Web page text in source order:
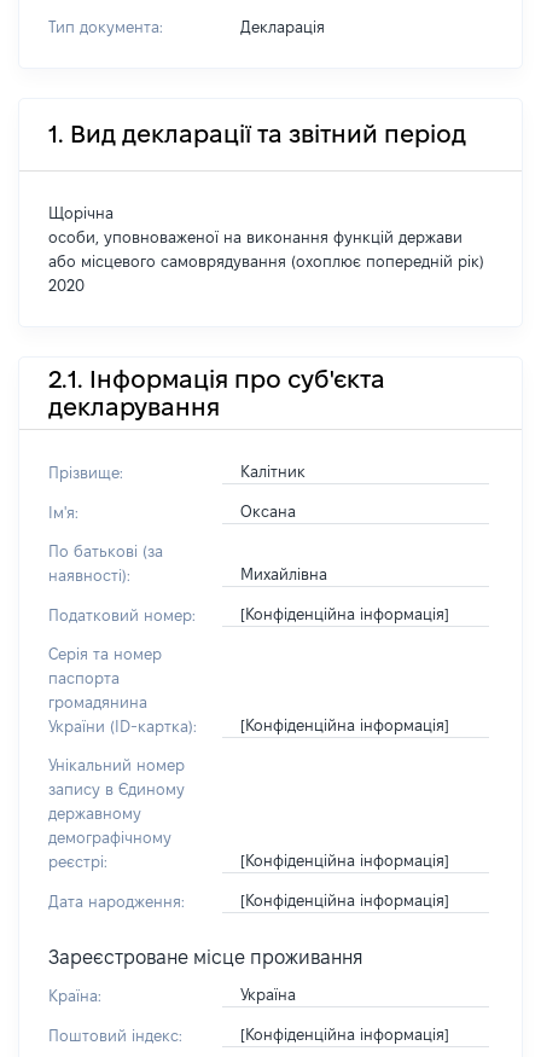
Тип документа: Декларація
1. Вид декларації та звітний період
Щорічна
особи, уповноваженої на виконання функцій держави
або місцевого самоврядування (охоплює попередній рік)
2020
2.1. Інформація про суб'єкта
декларування
Прізвище: Калітник
Ім'я: Оксана
По батькові (за
наявності):
Михайлівна
Податковий номер: [Конфіденційна інформація]
Серія та номер
паспорта
громадянина
України (ID-картка):
[Конфіденційна інформація]
Унікальний номер
запису в Єдиному
державному
демографічному
реєстрі:
[Конфіденційна інформація]
Дата народження: [Конфіденційна інформація]
Зареєстроване місце проживання
Країна: Україна
Поштовий індекс: [Конфіденційна інформація]